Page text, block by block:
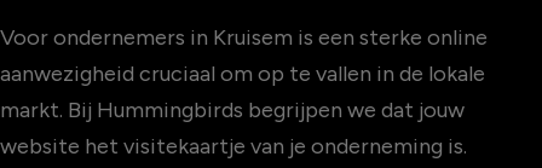
Voor ondernemers in Kruisem is een sterke online
aanwezigheid cruciaal om op te vallen in de lokale
markt. Bij Hummingbirds begrijpen we dat jouw
website het visitekaartje van je onderneming is.